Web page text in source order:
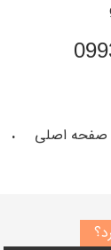
صفحه اصلی